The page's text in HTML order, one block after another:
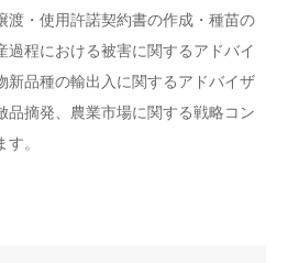
渡・使用許諾契約書の作成・種苗の
過程における被害に関するアドバイ
新品種の輸出入に関するアドバイザ
品摘発、農業市場に関する戦略コン
。